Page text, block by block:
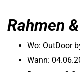
Rahmen
Wo: OutDoor
Wann: